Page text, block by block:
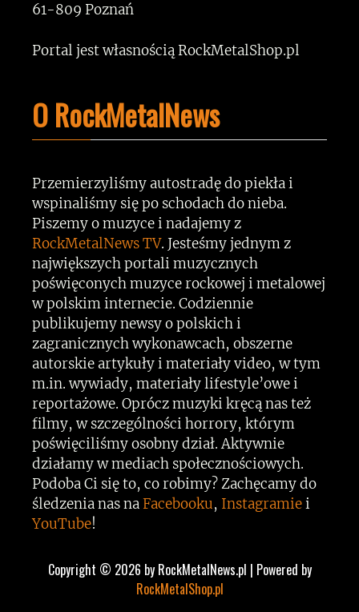
61-809 Poznań
Portal jest własnością RockMetalShop.pl
O RockMetalNews
Przemierzyliśmy autostradę do piekła i
wspinaliśmy się po schodach do nieba.
Piszemy o muzyce i nadajemy z
RockMetalNews TV. Jesteśmy jednym z
największych portali muzycznych
poświęconych muzyce rockowej i metalowej
w polskim internecie. Codziennie
publikujemy newsy o polskich i
zagranicznych wykonawcach, obszerne
autorskie artykuły i materiały video, w tym
m.in. wywiady, materiały lifestyle’owe i
reportażowe. Oprócz muzyki kręcą nas też
filmy, w szczególności horrory, którym
poświęciliśmy osobny dział. Aktywnie
działamy w mediach społecznościowych.
Podoba Ci się to, co robimy? Zachęcamy do
śledzenia nas naFacebooku, Instagramiei
YouTube!
Copyright © 2026 by RockMetalNews.pl | Powered by
RockMetalShop.pl